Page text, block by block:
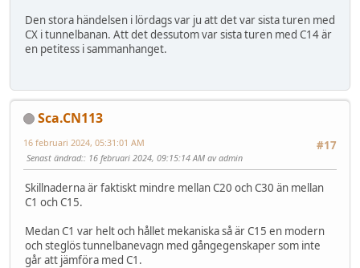
Den stora händelsen i lördags var ju att det var sista turen med
CX i tunnelbanan. Att det dessutom var sista turen med C14 är
en petitess i sammanhanget.
Sca.CN113
#17
16 februari 2024, 05:31:01 AM
Senast ändrad:: 16 februari 2024, 09:15:14 AM av admin
Skillnaderna är faktiskt mindre mellan C20 och C30 än mellan
C1 och C15.
Medan C1 var helt och hållet mekaniska så är C15 en modern
och steglös tunnelbanevagn med gångegenskaper som inte
går att jämföra med C1.